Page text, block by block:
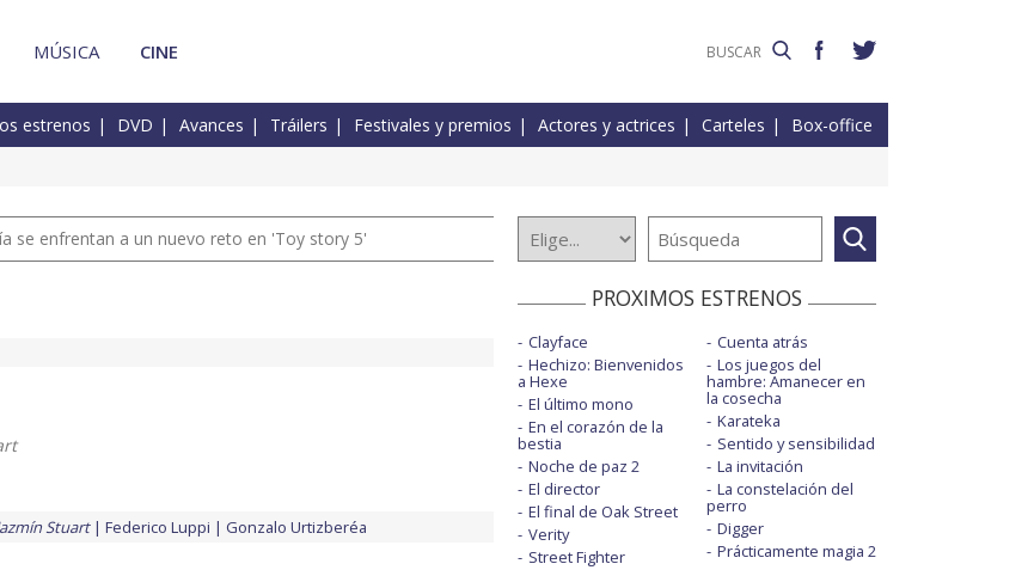
MÚSICA CINE
estrenos DVD Avances Tráilers Festivales y premios Actores y actrices Carteles Box-office
se enfrentan a un nuevo reto en 'Toy story 5'
Stuart Federico Luppi Gonzalo Urtizberéa
PROXIMOS ESTRENOS
Clayface
Hechizo: Bienvenidos
a Hexe
El último mono
En el corazón de la
bestia
Noche de paz 2
El director
El final de Oak Street
Verity
Street Fighter
Cuenta atrás
Los juegos del
hambre: Amanecer en
la cosecha
Karateka
Sentido y sensibilidad
La invitación
La constelación del
perro
Digger
Prácticamente magia 2